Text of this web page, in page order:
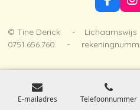
F
a
e
b
o
k
I
n
t
a
r
© Tine Derick -
0751.656.760 -
E-mailadres Telefoonnummer